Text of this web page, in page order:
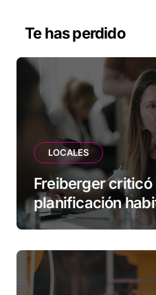
Te has perdido
LOCALES
Freiberger criticó
planificación
Municipio:
esperando”